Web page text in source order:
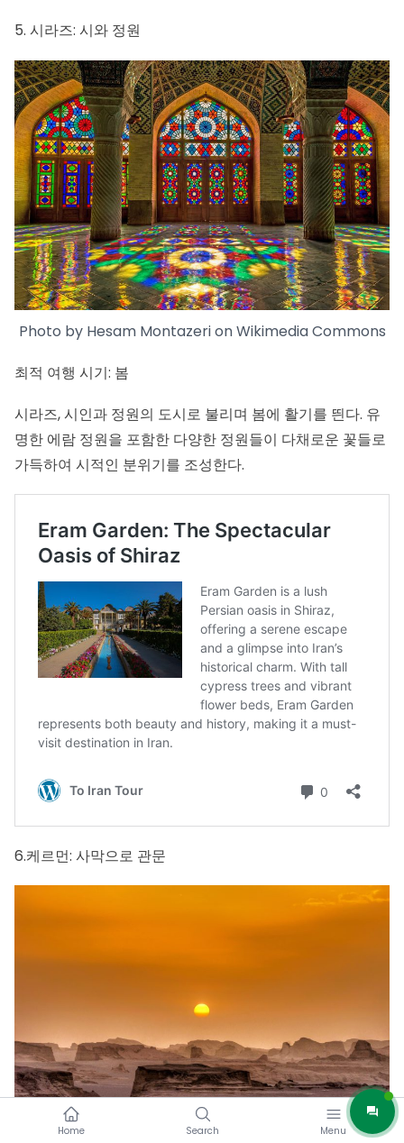
Home Search Menu
5. 시라즈: 시와 정원
Photo by Hesam Montazeri onWikimedia Commons
최적 여행 시기: 봄
시라즈, 시인과 정원의 도시로 불리며 봄에 활기를 띈다. 유
명한 에람 정원을 포함한 다양한 정원들이 다채로운 꽃들로
가득하여 시적인 분위기를 조성한다.
6.케르먼: 사막으로 관문